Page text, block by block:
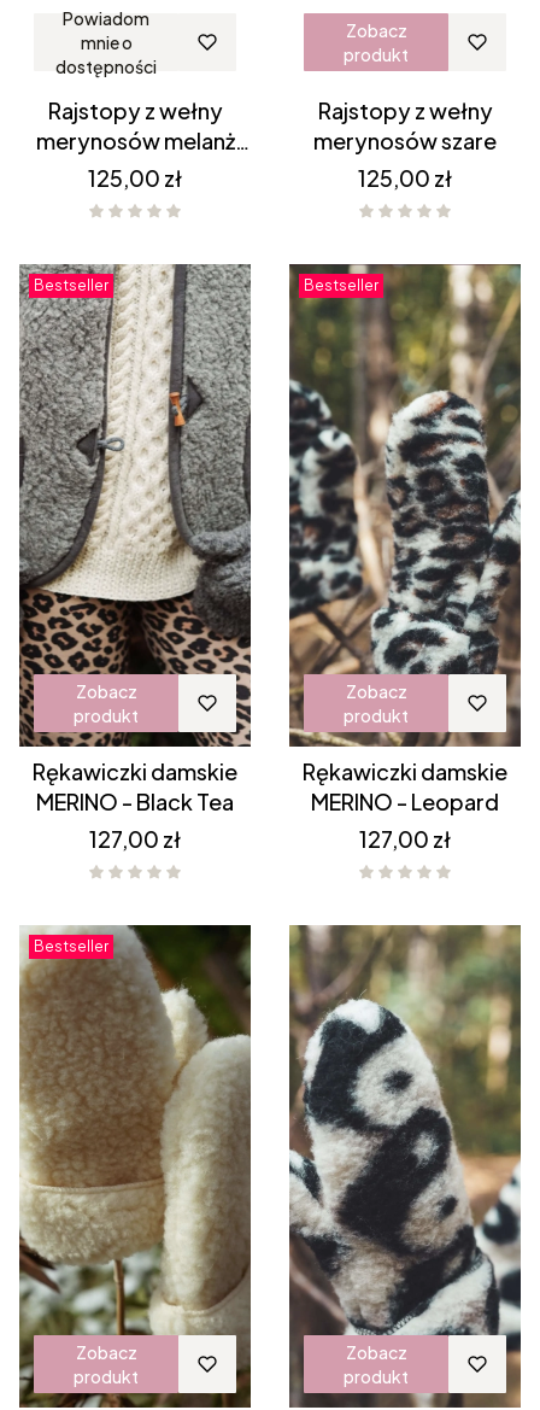
Powiadom
mnie o
dostępności
Rajstopy z wełny
merynosów melanż
grafit
Cena
125,00 zł
Zobacz
produkt
Rajstopy z wełny
merynosów szare
Cena
125,00 zł
Bestseller
Zobacz
produkt
Rękawiczki damskie
MERINO - Black Tea
Cena
127,00 zł
Bestseller
Zobacz
produkt
Rękawiczki damskie
MERINO - Leopard
Cena
127,00 zł
Bestseller
Zobacz
produkt
Zobacz
produkt